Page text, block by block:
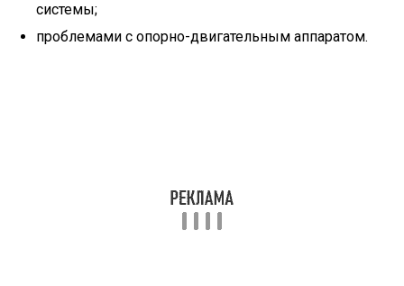
системы;
проблемами с опорно-двигательным аппаратом.